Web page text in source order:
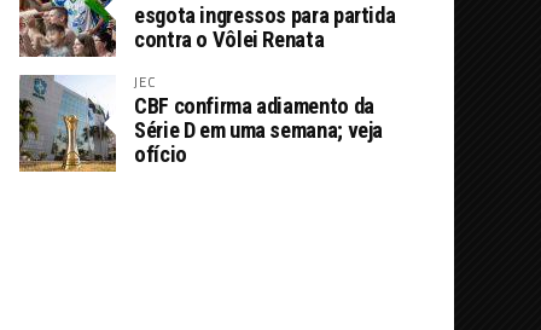
esgota ingressos para partida
contra o Vôlei Renata
JEC
CBF confirma adiamento da
Série D em uma semana; veja
ofício